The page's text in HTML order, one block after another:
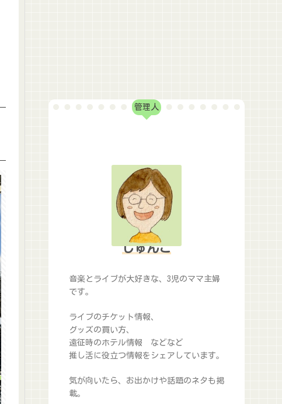
管理人
じゅんこ
音楽とライブが大好きな、3児のママ主婦
です。
ライブのチケット情報、
グッズの買い方、
遠征時のホテル情報 などなど
推し活に役立つ情報をシェアしています。
気が向いたら、お出かけや話題のネタも掲
載。